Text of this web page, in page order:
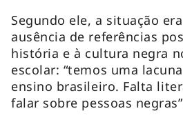
Segundo ele, a situação
ausência de referências
história e à cultura negra
escolar: “temos uma
ensino brasileiro. Falta
falar sobre pessoas